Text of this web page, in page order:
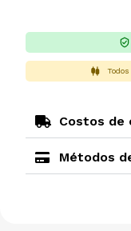
Costos de
Métodos